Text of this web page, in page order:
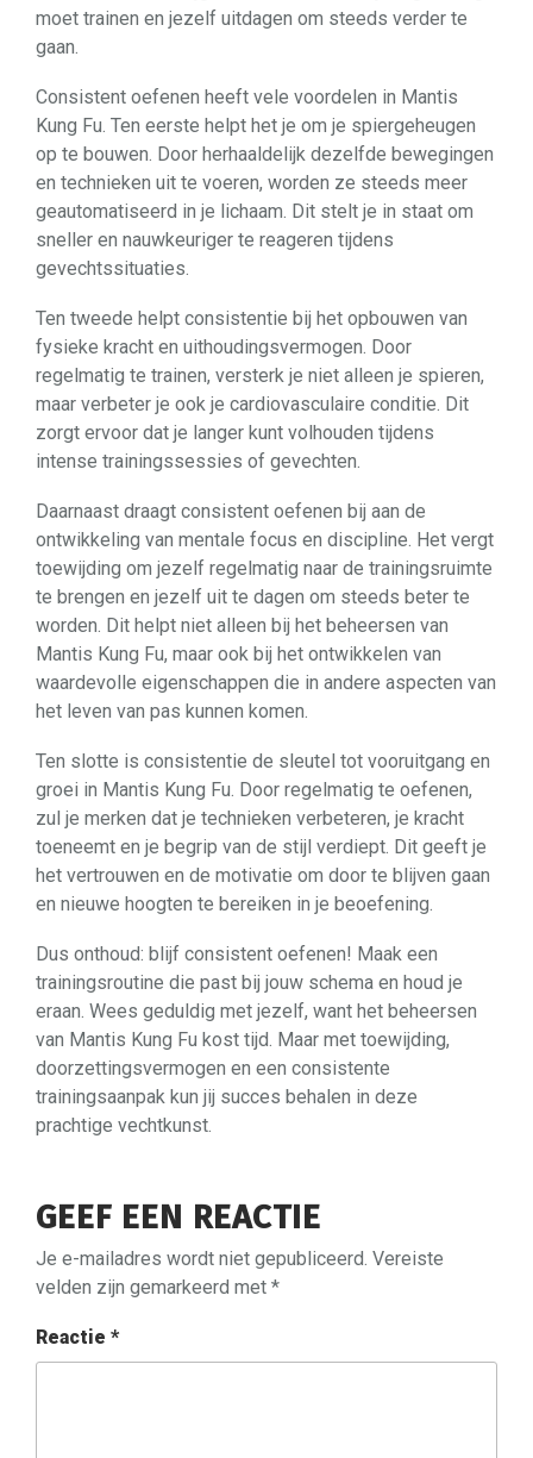
moet trainen en jezelf uitdagen om steeds verder te
gaan.
Consistent oefenen heeft vele voordelen in Mantis
Kung Fu. Ten eerste helpt het je om je spiergeheugen
op te bouwen. Door herhaaldelijk dezelfde bewegingen
en technieken uit te voeren, worden ze steeds meer
geautomatiseerd in je lichaam. Dit stelt je in staat om
sneller en nauwkeuriger te reageren tijdens
gevechtssituaties.
Ten tweede helpt consistentie bij het opbouwen van
fysieke kracht en uithoudingsvermogen. Door
regelmatig te trainen, versterk je niet alleen je spieren,
maar verbeter je ook je cardiovasculaire conditie. Dit
zorgt ervoor dat je langer kunt volhouden tijdens
intense trainingssessies of gevechten.
Daarnaast draagt consistent oefenen bij aan de
ontwikkeling van mentale focus en discipline. Het vergt
toewijding om jezelf regelmatig naar de trainingsruimte
te brengen en jezelf uit te dagen om steeds beter te
worden. Dit helpt niet alleen bij het beheersen van
Mantis Kung Fu, maar ook bij het ontwikkelen van
waardevolle eigenschappen die in andere aspecten van
het leven van pas kunnen komen.
Ten slotte is consistentie de sleutel tot vooruitgang en
groei in Mantis Kung Fu. Door regelmatig te oefenen,
zul je merken dat je technieken verbeteren, je kracht
toeneemt en je begrip van de stijl verdiept. Dit geeft je
het vertrouwen en de motivatie om door te blijven gaan
en nieuwe hoogten te bereiken in je beoefening.
Dus onthoud: blijf consistent oefenen! Maak een
trainingsroutine die past bij jouw schema en houd je
eraan. Wees geduldig met jezelf, want het beheersen
van Mantis Kung Fu kost tijd. Maar met toewijding,
doorzettingsvermogen en een consistente
trainingsaanpak kun jij succes behalen in deze
prachtige vechtkunst.
GEEF EEN REACTIE
Je e-mailadres wordt niet gepubliceerd. Vereiste
velden zijn gemarkeerd met *
Reactie *